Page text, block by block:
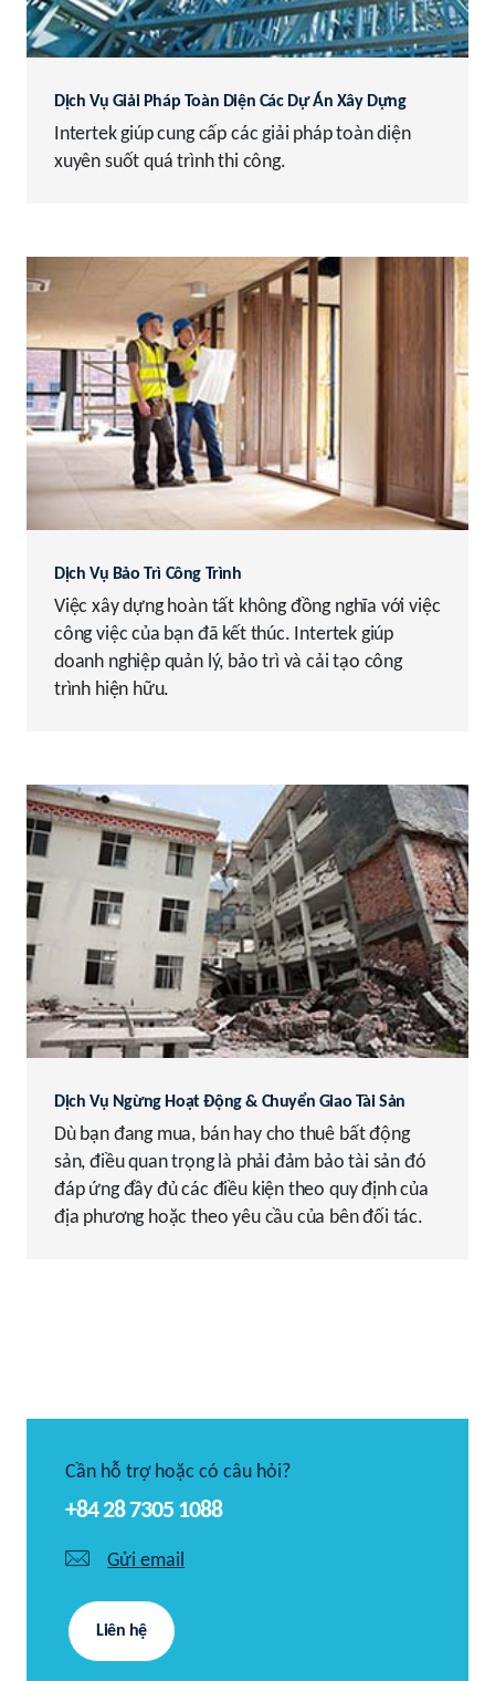
Dịch Vụ Giải Pháp Toàn Diện Các Dự Án Xây Dựng
Intertek giúp cung cấp các giải pháp toàn diện
xuyên suốt quá trình thi công.
Dịch Vụ Bảo Trì Công Trình
Việc xây dựng hoàn tất không đồng nghĩa với việc
công việc của bạn đã kết thúc. Intertek giúp
doanh nghiệp quản lý, bảo trì và cải tạo công
trình hiện hữu.
Dịch Vụ Ngừng Hoạt Động & Chuyển Giao Tài Sản
Dù bạn đang mua, bán hay cho thuê bất động
sản, điều quan trọng là phải đảm bảo tài sản đó
đáp ứng đầy đủ các điều kiện theo quy định của
địa phương hoặc theo yêu cầu của bên đối tác.
Cần hỗ trợ hoặc có câu hỏi?
+84 28 7305 1088
Gửi email
Liên hệ